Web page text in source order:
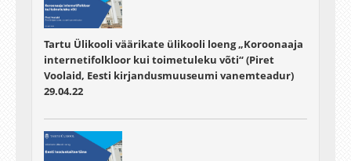
Tartu Ülikooli väärikate ülikooli loeng „Koroonaaja
internetifolkloor kui toimetuleku võti“ (Piret
Voolaid, Eesti kirjandusmuuseumi vanemteadur)
29.04.22